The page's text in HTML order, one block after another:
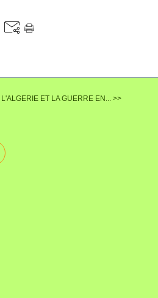
L'ALGERIE ET LA GUERRE EN... >>